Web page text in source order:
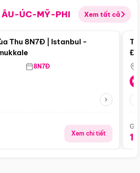
ÂU-ÚC-MỸ-PHI Xem tất cả
Điểm nổi bật
Thu 8N7Đ | Istanbul -
8N7Đ
Xem chi tiết